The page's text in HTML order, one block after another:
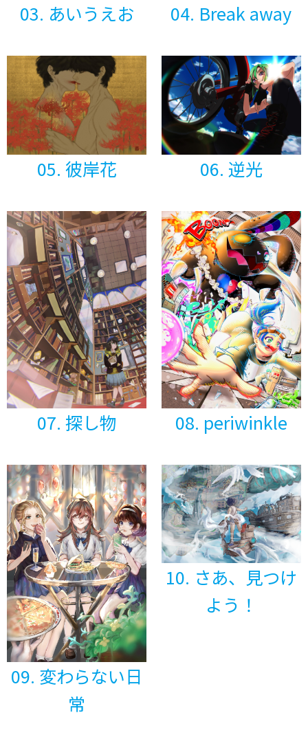
03. あいうえお 04. Break away
05. 彼岸花 06. 逆光
07. 探し物 08. periwinkle
09. 変わらない日
常
10. さあ、見つけ
よう！